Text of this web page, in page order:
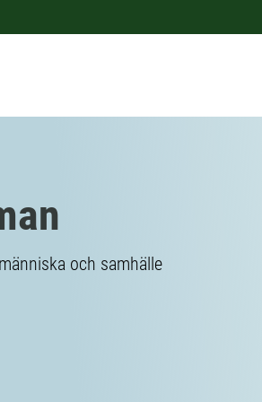
och samhälle